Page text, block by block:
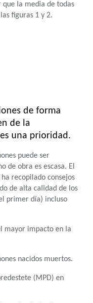
la media de todas
figuras 1 y 2.
de forma
de la
una prioridad.
puede ser
de obra es escasa. El
ha recopilado consejos
de alta calidad de los
primer día) incluso
mayor impacto en la
nacidos muertos.
(MPD) en